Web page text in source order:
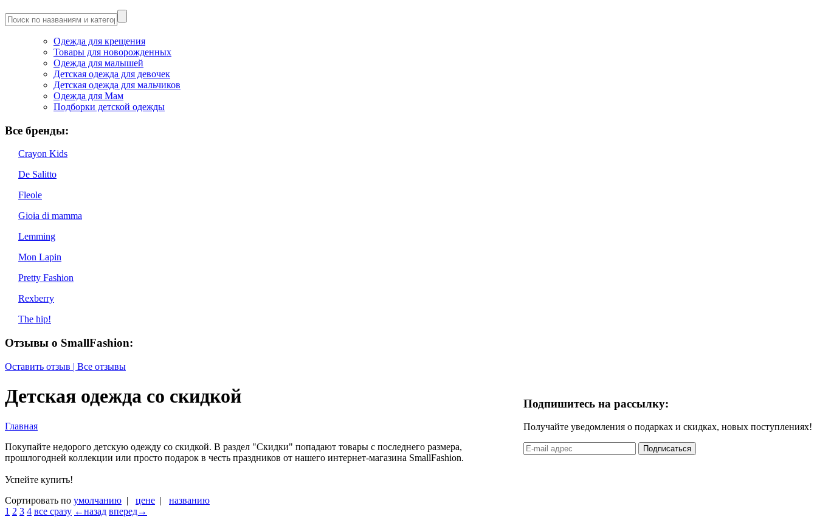
Одежда для крещения
Товары для новорожденных
Одежда для малышей
Детская одежда для девочек
Детская одежда для мальчиков
Одежда для Мам
Подборки детской одежды
Все бренды:
Crayon Kids
De Salitto
Fleole
Gioia di mamma
Lemming
Mon Lapin
Pretty Fashion
Rexberry
The hip!
Отзывы о SmallFashion:
Оставить отзыв | Все отзывы
Подпишитесь на рассылку:
Получайте уведомления о подарках и скидках, новых поступлениях!
Детская одежда со скидкой
Главная
Покупайте недорого детскую одежду со скидкой. В раздел "Скидки" попадают товары с последнего размера,
прошлогодней коллекции или просто подарок в честь праздников от нашего интернет-магазина SmallFashion.
Успейте купить!
Сортировать по умолчанию | цене | названию
1 2 3 4 все сразу ←назад вперед→